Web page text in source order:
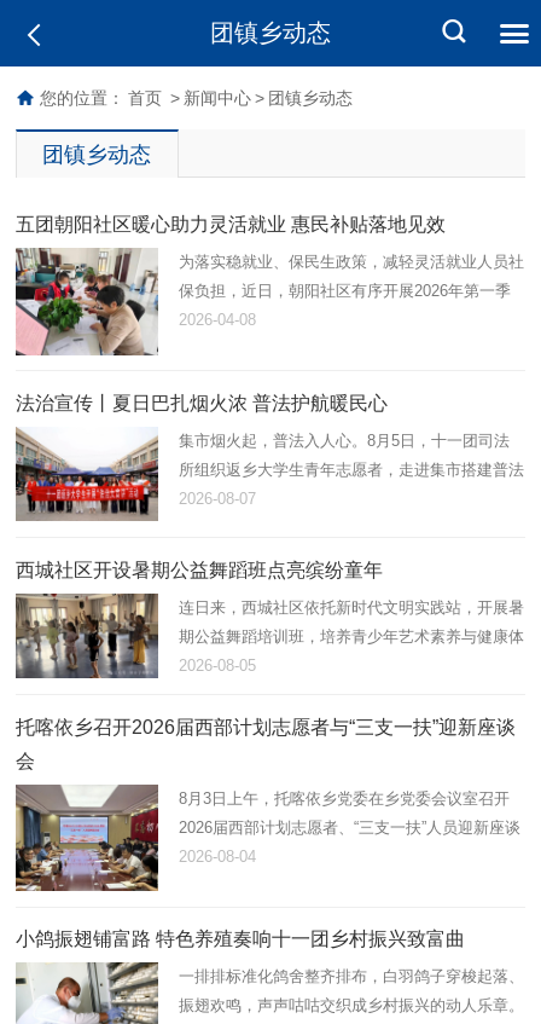
团镇乡动态
您的位置： 首页 > 新闻中心 > 团镇乡动态
团镇乡动态
五团朝阳社区暖心助力灵活就业 惠民补贴落地见效
为落实稳就业、保民生政策，减轻灵活就业人员社
保负担，近日，朝阳社区有序开展2026年第一季
度灵活就业社保补贴申请工作，以贴心服务打通民
2026-04-08
法治宣传丨夏日巴扎烟火浓 普法护航暖民心
集市烟火起，普法入人心。8月5日，十一团司法
所组织返乡大学生青年志愿者，走进集市搭建普法
小摊，开展法治宣讲活动，以青春力量解锁接地
2026-08-07
西城社区开设暑期公益舞蹈班点亮缤纷童年
连日来，西城社区依托新时代文明实践站，开展暑
期公益舞蹈培训班，培养青少年艺术素养与健康体
魄，助力未成年人全面健康成长。
2026-08-05
托喀依乡召开2026届西部计划志愿者与“三支一扶”迎新座谈
会
8月3日上午，托喀依乡党委在乡党委会议室召开
2026届西部计划志愿者、“三支一扶”人员迎新座谈
会。会议由乡党委副书记、纪委书记张茂祥主持，
2026-08-04
小鸽振翅铺富路 特色养殖奏响十一团乡村振兴致富曲
一排排标准化鸽舍整齐排布，白羽鸽子穿梭起落、
振翅欢鸣，声声咕咕交织成乡村振兴的动人乐章。